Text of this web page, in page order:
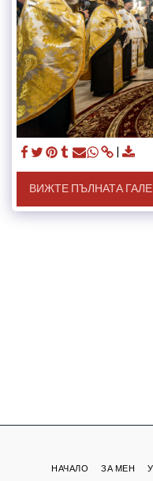
ВИЖТЕ ПЪЛНАТА
НАЧАЛО ЗА МЕН